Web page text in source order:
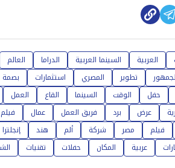
العربية السينما العربية الدراما العالم
تطوير المصري استثمارات
حفل الوقت السينما القاع العمل
عرض برد فريق العمل عمال
فيلم مصر شركة ألم هند إنجلترا
عربية المكان حفلات تقنيات